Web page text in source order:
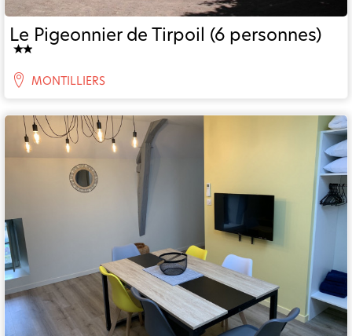
Le Pigeonnier de Tirpoil (6 personnes)
MONTILLIERS